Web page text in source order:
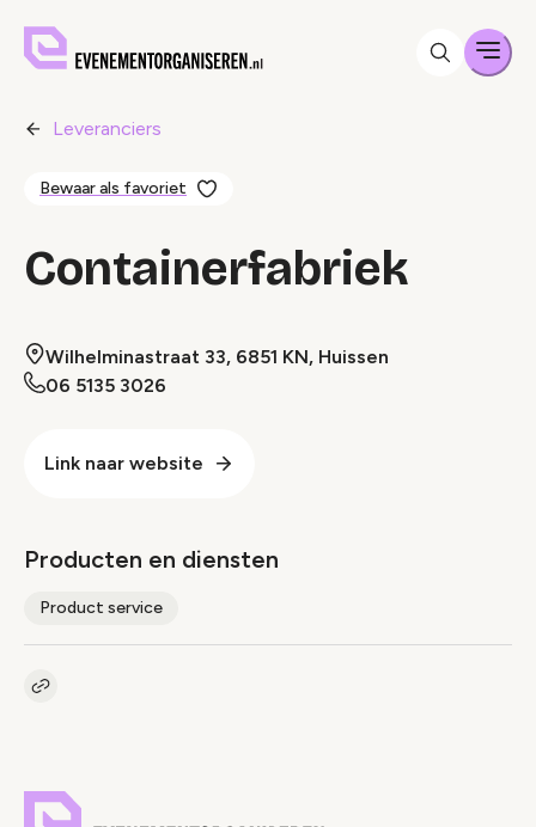
Leveranciers
Bewaar als favoriet
Containerfabriek
Wilhelminastraat 33, 6851 KN, Huissen
06 5135 3026
Link naar website
Producten en diensten
Product service
Kopieer link naar pagina